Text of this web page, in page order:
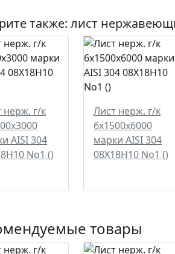
также: лист
нерж. г/к
AISI 304
No1 ()
Лист нерж. г/к
6х1500х6000
марки AISI 304
08Х18Н10 No1 ()
товары